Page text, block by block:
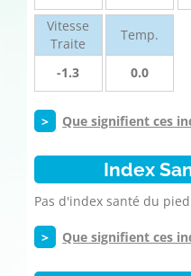
Vitesse
Traite
-1.3
Temp.
0.0
> Que signifient ces
Index
Pas d'index santé du
> Que signifient ces